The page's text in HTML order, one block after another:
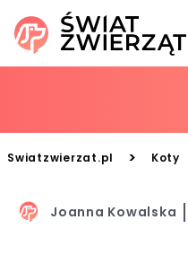
Swiatzwierzat.pl > Koty
Joanna Kowalska